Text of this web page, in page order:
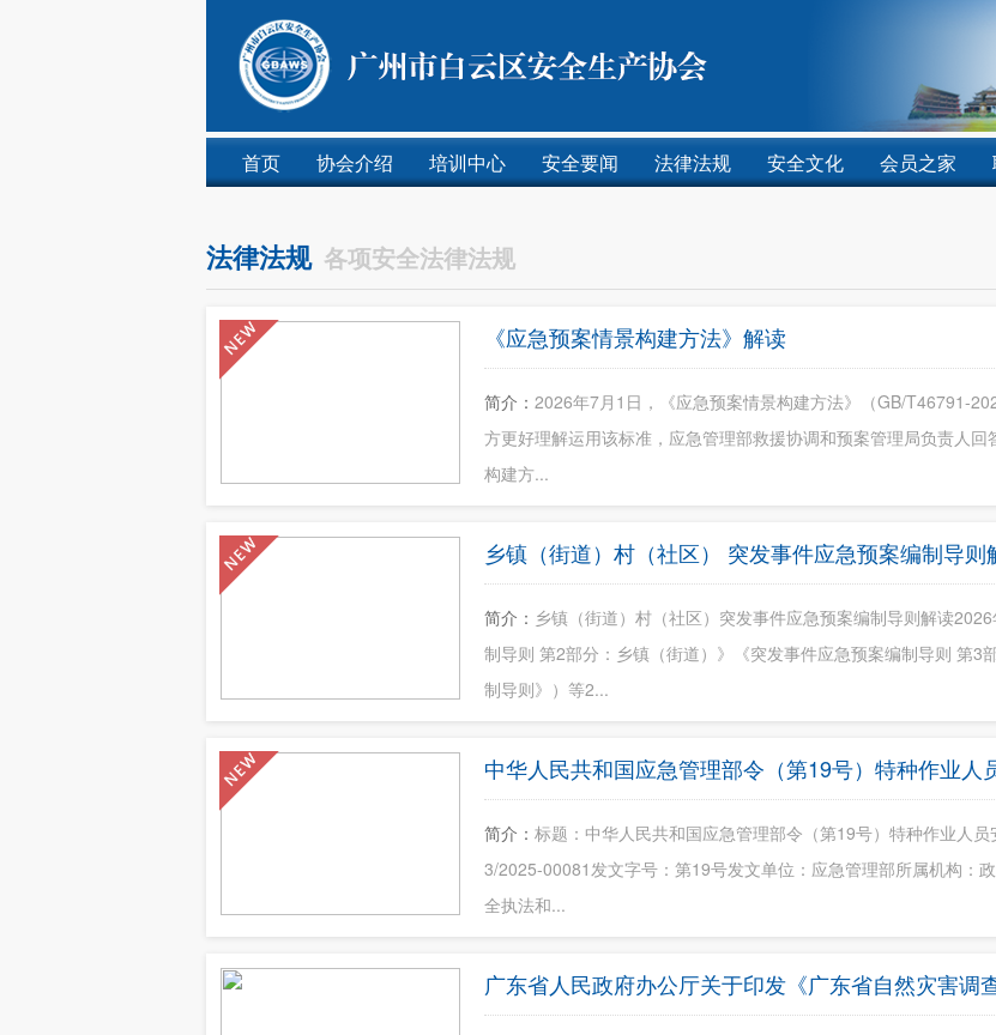
首页 协会介绍 培训中心 安全要闻 法律法规 安全文化 会员之家
法律法规 各项安全法律法规
《应急预案情景构建方法》解读
简介： 2026年7月1日，《应急预案情景构建方法》（GB/T46791-
方更好理解运用该标准，应急管理部救援协调和预案管理局负责人
构建方...
乡镇（街道）村（社区） 突发事件应急预案编制导则
简介： 乡镇（街道）村（社区）突发事件应急预案编制导则解读
制导则 第2部分：乡镇（街道）》《突发事件应急预案编制导则 第3
制导则》）等2...
中华人民共和国应急管理部令（第19号）特种作业人
简介： 标题：中华人民共和国应急管理部令（第19号）特种作业人员
3/2025-00081发文字号：第19号发文单位：应急管理部所属机构：
全执法和...
广东省人民政府办公厅关于印发《广东省自然灾害调